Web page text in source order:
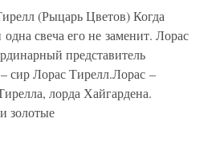
(Рыцарь Цветов) Когда
одна свеча его не заменит. Лорас
представитель
сир Лорас Тирелл.Лорас –
лорда Хайгардена.
золотые